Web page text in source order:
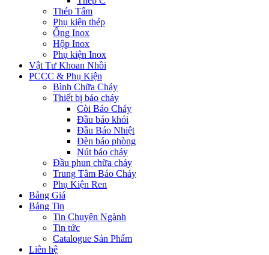
Thép Tấm
Phụ kiện thép
Ống Inox
Hộp Inox
Phụ kiện Inox
Vật Tư Khoan Nhồi
PCCC & Phụ Kiện
Bình Chữa Cháy
Thiết bị báo cháy
Còi Báo Cháy
Đầu báo khói
Đầu Báo Nhiệt
Đèn báo phòng
Nút báo cháy
Đầu phun chữa cháy
Trung Tâm Báo Cháy
Phụ Kiện Ren
Bảng Giá
Bảng Tin
Tin Chuyên Ngành
Tin tức
Catalogue Sản Phẩm
Liên hệ